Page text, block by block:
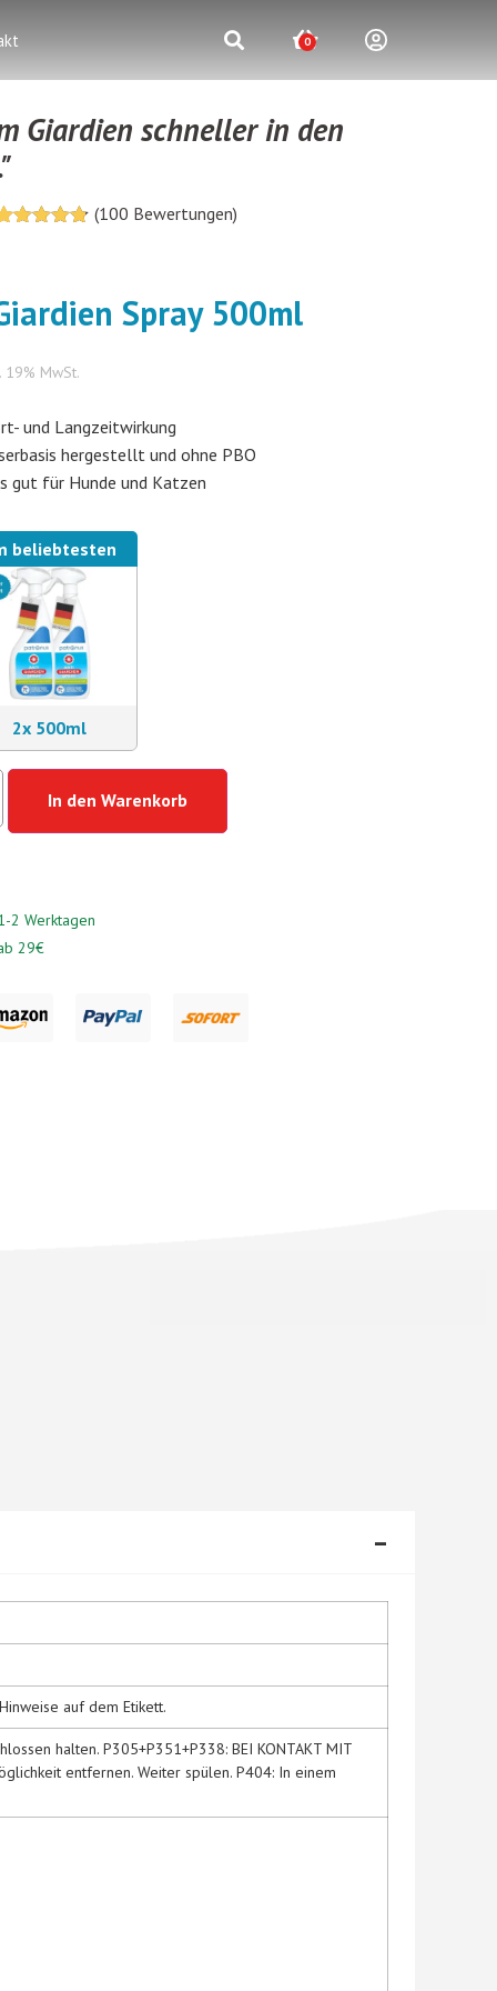
0
Giardien schneller in den
(100 Bewertungen)
Spray 500ml
19% MwSt.
und Langzeitwirkung
hergestellt und ohne PBO
gut für Hunde und Katzen
2x 500ml
beliebtesten
In den Warenkorb
2 Werktagen
29€
-
auf dem Etikett.
halten. P305+P351+P338: BEI KONTAKT MIT
entfernen. Weiter spülen. P404: In einem